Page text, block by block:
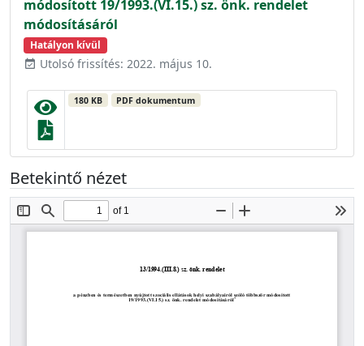
módosított 19/1993.(VI.15.) sz. önk. rendelet
módosításáról
Hatályon kívül
event_available Utolsó frissítés: 2022. május 10.
180 KB PDF dokumentum
Betekintő nézet